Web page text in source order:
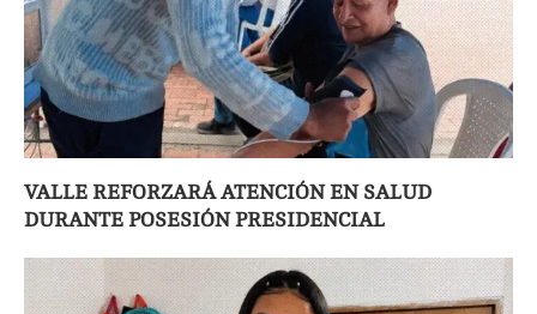
VALLE REFORZARÁ ATENCIÓN EN SALUD
DURANTE POSESIÓN PRESIDENCIAL